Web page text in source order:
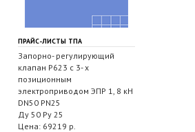
ПРАЙС-ЛИСТЫ ТПА
Запорно- регулирующий
клапан Р623 с 3- х
позиционным
электроприводом ЭПР 1, 8 кН
DN50 PN25
Ду 50 Ру 25
Цена: 69219 р.